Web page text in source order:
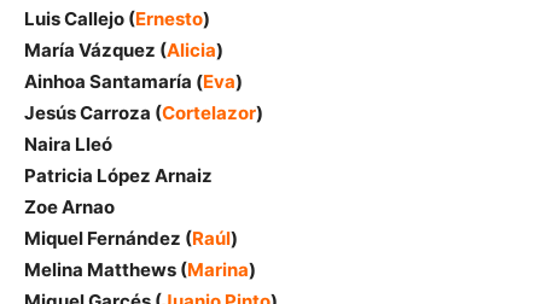
Luis Callejo (Ernesto)
María Vázquez (Alicia)
Ainhoa Santamaría (Eva)
Jesús Carroza (Cortelazor)
Naira Lleó
Patricia López Arnaiz
Zoe Arnao
Miquel Fernández (Raúl)
Melina Matthews (Marina)